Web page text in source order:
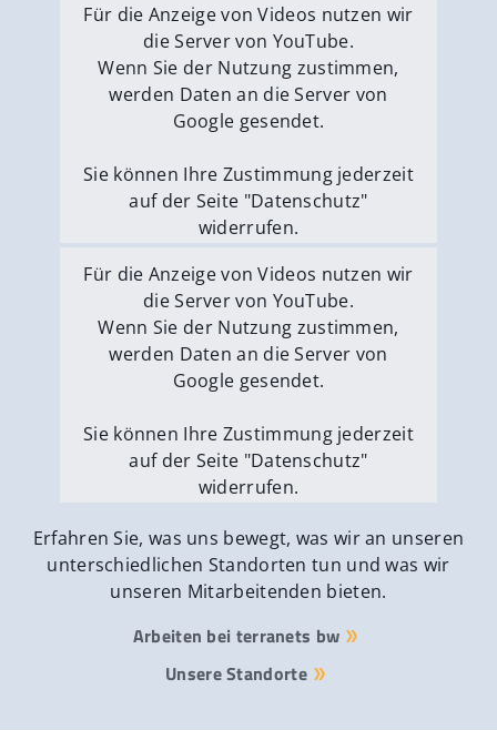
Externe Medien erlauben
Für die Anzeige von Videos nutzen wir
die Server von YouTube.
Wenn Sie der Nutzung zustimmen,
werden Daten an die Server von
Google gesendet.
Sie können Ihre Zustimmung jederzeit
auf der Seite "Datenschutz"
widerrufen.
Externe Medien erlauben
Für die Anzeige von Videos nutzen wir
die Server von YouTube.
Wenn Sie der Nutzung zustimmen,
werden Daten an die Server von
Google gesendet.
Sie können Ihre Zustimmung jederzeit
auf der Seite "Datenschutz"
widerrufen.
Externe Medien erlauben
Erfahren Sie, was uns bewegt, was wir an unseren
unterschiedlichen Standorten tun und was wir
unseren Mitarbeitenden bieten.
Arbeiten bei terranets bw
Unsere Standorte